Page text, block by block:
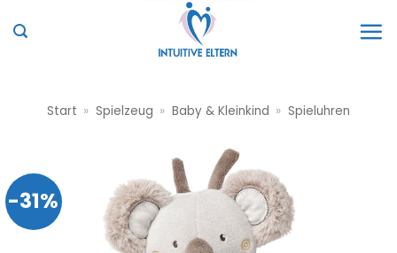
Inhalt
Start » Spielzeug » Baby & Kleinkind » Spieluhren
-31%